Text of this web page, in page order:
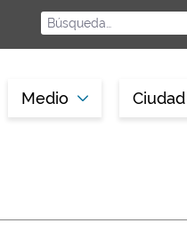
Medio Ciudad